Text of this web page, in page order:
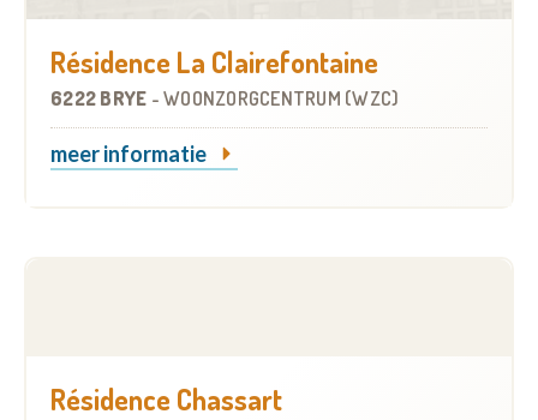
Résidence La Clairefontaine
6222 BRYE - WOONZORGCENTRUM (WZC)
meer informatie
Résidence Chassart